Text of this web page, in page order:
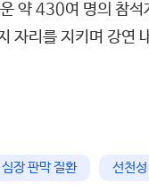
약 430여 명의 참석
자리를 지키며 강연
심장 판막 질환 선천